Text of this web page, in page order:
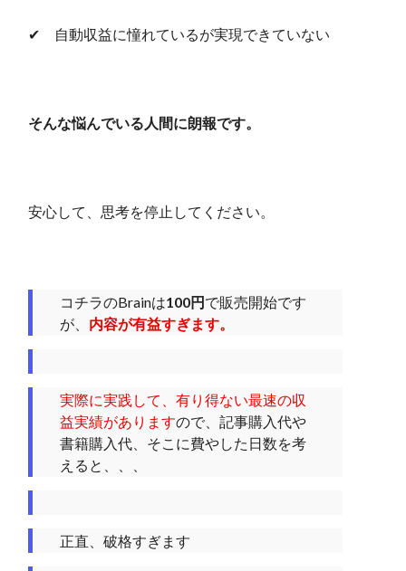
✔ 自動収益に憧れているが実現できていない
そんな悩んでいる人間に朗報です。
安心して、思考を停止してください。
コチラのBrainは100円 で販売開始です
が、 内容が有益すぎます。
実際に実践して、有り得ない最速の収
益実績がありますので、記事購入代や
書籍購入代、そこに費やした日数を考
えると、、、
正直、破格すぎます